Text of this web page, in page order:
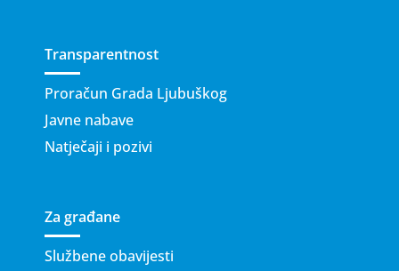
Transparentnost
Proračun Grada Ljubuškog
Javne nabave
Natječaji i pozivi
Za građane
Službene obavijesti